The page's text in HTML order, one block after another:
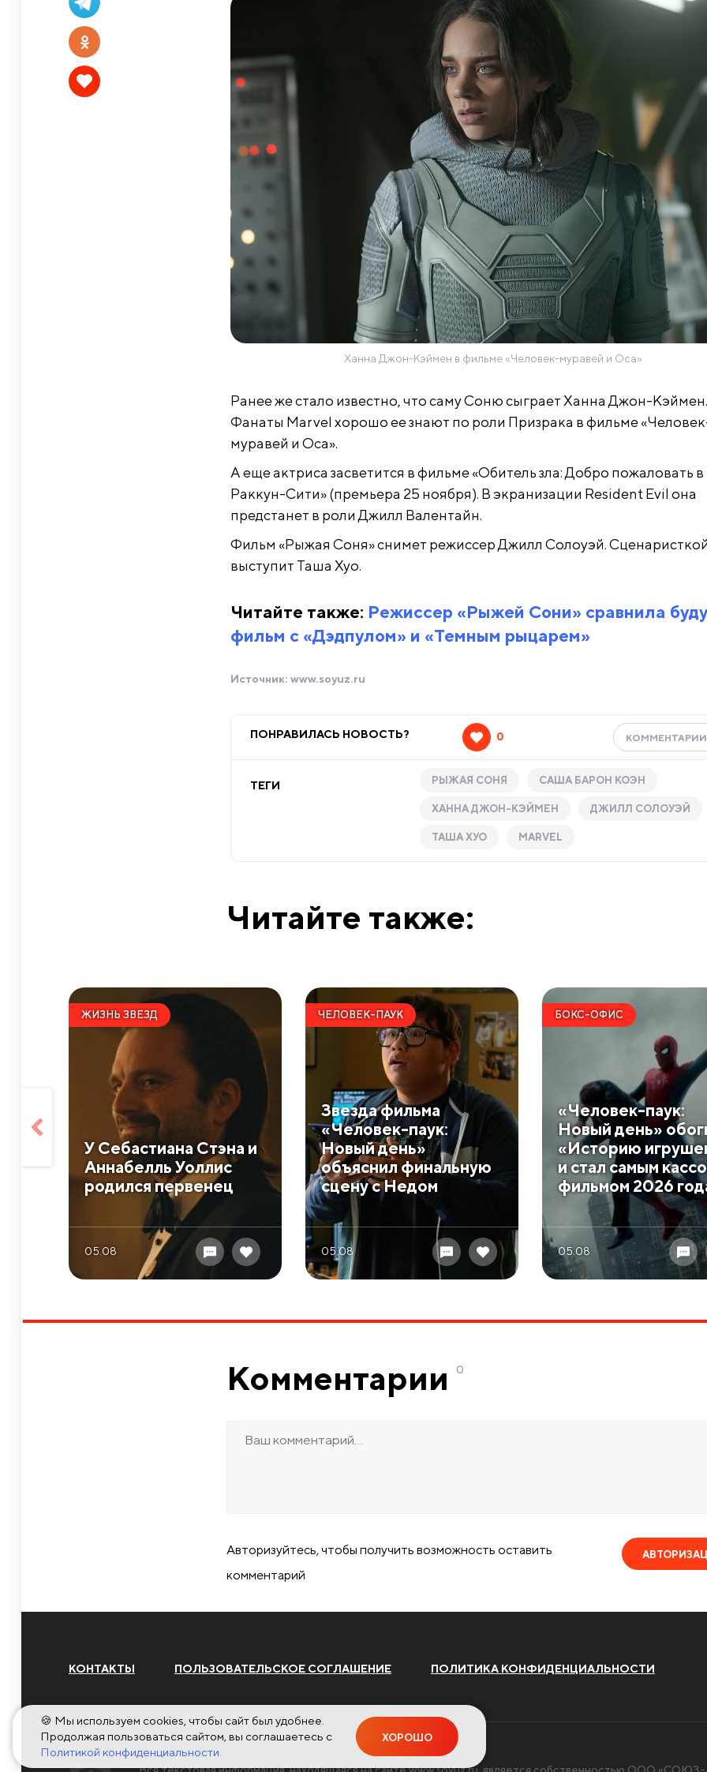
Ханна Джон-Кэймен в фильме «Человек-муравей и Оса»
Ранее же стало известно, что саму Соню сыграет Ханна Джон-Кэймен.
Фанаты Marvel хорошо ее знают по роли Призрака в фильме
муравей и Оса».
А еще актриса засветится в фильме «Обитель зла: Добро пожаловать в
Раккун-Сити» (премьера 25 ноября). В экранизации Resident Evil она
предстанет в роли Джилл Валентайн.
Фильм «Рыжая Соня» снимет режиссер Джилл Солоуэй. Сценаристкой
выступит Таша Хуо.
Читайте также: Режиссер «Рыжей Сони» сравнила
фильм с «Дэдпулом» и «Темным рыцарем»
Источник: www.soyuz.ru
ПОНРАВИЛАСЬ НОВОСТЬ? 0 КОММЕНТАРИИ
ТЕГИ РЫЖАЯ СОНЯ САША БАРОН КОЭН
ХАННА ДЖОН-КЭЙМЕН ДЖИЛЛ СОЛОУЭЙ
ТАША ХУО MARVEL
Читайте также:
ЖИЗНЬ ЗВЕЗД
У Себастиана Стэна и
Аннабелль Уоллис
родился первенец
05.08
ЧЕЛОВЕК-ПАУК
Звезда фильма
«Человек-паук:
Новый день»
объяснил финальную
сцену с Недом
05.08
БОКС-ОФИС
«Человек-паук:
Новый день»
«Историю
и стал самым
фильмом 2026
05.08
Комментарии 0
Авторизуйтесь, чтобы получить возможность оставить
комментарий
КОНТАКТЫ ПОЛЬЗОВАТЕЛЬСКОЕ СОГЛАШЕНИЕ ПОЛИТИКА КОНФИДЕНЦИАЛЬНОСТИ
🍪 Мы используем cookies, чтобы сайт был удобнее.
Продолжая пользоваться сайтом, вы соглашаетесь с
Политикой конфиденциальности.
ХОРОШО